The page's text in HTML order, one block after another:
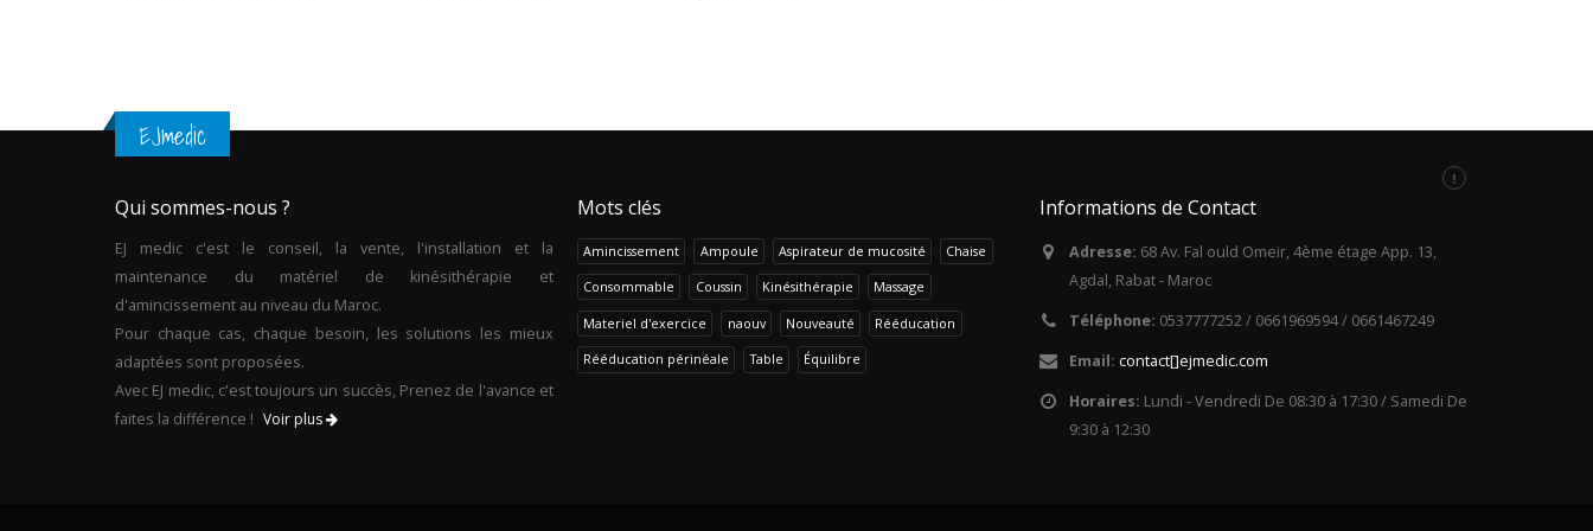
EJmedic
Qui sommes-nous ?
EJ medic c'est le conseil, la vente, l'installation et la
maintenance du matériel de kinésithérapie et
d'amincissement au niveau du Maroc.
Pour chaque cas, chaque besoin, les solutions les mieux
adaptées sont proposées.
Avec EJ medic, c'est toujours un succès, Prenez de l'avance et
faites la différence ! Voir plus
Mots clés
Amincissement Ampoule Aspirateur de mucosité Chaise
Consommable Coussin Kinésithérapie Massage
Materiel d'exercice naouv Nouveauté Rééducation
Rééducation périnéale Table Équilibre
Informations de Contact
Adresse: 68 Av. Fal ould Omeir, 4ème étage App. 13,
Agdal, Rabat - Maroc
Téléphone: 0537777252 / 0661969594 / 0661467249
Email: contact[]ejmedic.com
Horaires: Lundi - Vendredi De 08:30 à 17:30 / Samedi De
9:30 à 12:30